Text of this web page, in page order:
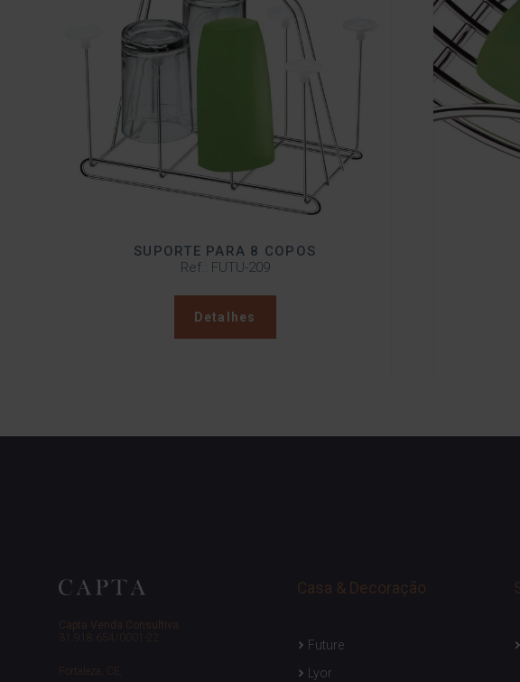
SUPORTE PARA 8 COPOS
Ref.: FUTU-209
Detalhes
Capta Venda Consultiva.
31.918.654/0001-22
Fortaleza, CE,
Casa & Decoração
Future
Lyor